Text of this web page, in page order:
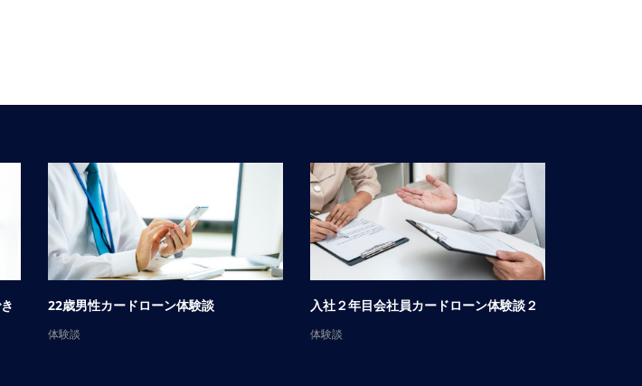
22歳男性カードローン体験談
体験談
入社２年目会社員カードローン体験談２
体験談